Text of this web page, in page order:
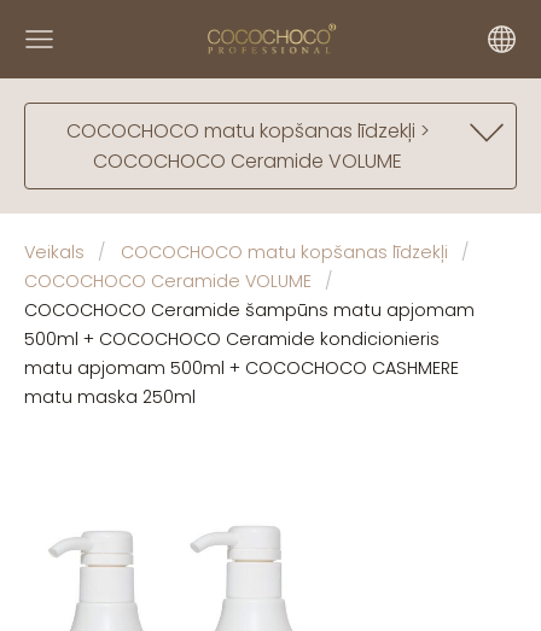
COCOCHOCO matu kopšanas līdzekļi >
COCOCHOCO Ceramide VOLUME
Veikals
COCOCHOCO matu kopšanas līdzekļi
COCOCHOCO Ceramide VOLUME
COCOCHOCO Ceramide šampūns matu apjomam
500ml + COCOCHOCO Ceramide kondicionieris
matu apjomam 500ml + COCOCHOCO CASHMERE
matu maska 250ml